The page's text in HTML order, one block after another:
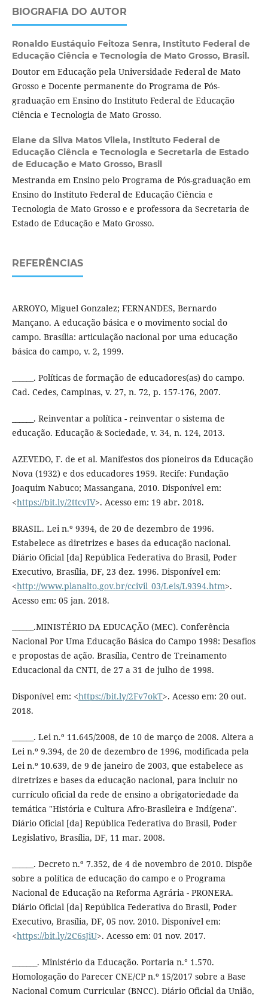
BIOGRAFIA DO AUTOR
Ronaldo Eustáquio Feitoza Senra, Instituto Federal de
Educação Ciência e Tecnologia de Mato Grosso, Brasil.
Doutor em Educação pela Universidade Federal de Mato
Grosso e Docente permanente do Programa de Pós-
graduação em Ensino do Instituto Federal de Educação
Ciência e Tecnologia de Mato Grosso.
Elane da Silva Matos Vilela, Instituto Federal de
Educação Ciência e Tecnologia e Secretaria de Estado
de Educação e Mato Grosso, Brasil
Mestranda em Ensino pelo Programa de Pós-graduação em
Ensino do Instituto Federal de Educação Ciência e
Tecnologia de Mato Grosso e e professora da Secretaria de
Estado de Educação e Mato Grosso.
REFERÊNCIAS
ARROYO, Miguel Gonzalez; FERNANDES, Bernardo
Mançano. A educação básica e o movimento social do
campo. Brasília: articulação nacional por uma educação
básica do campo, v. 2, 1999.
______. Políticas de formação de educadores(as) do campo.
Cad. Cedes, Campinas, v. 27, n. 72, p. 157-176, 2007.
______. Reinventar a política - reinventar o sistema de
educação. Educação & Sociedade, v. 34, n. 124, 2013.
AZEVEDO, F. de et al. Manifestos dos pioneiros da Educação
Nova (1932) e dos educadores 1959. Recife: Fundação
Joaquim Nabuco; Massangana, 2010. Disponível em:
<https://bit.ly/2ttcvIV>. Acesso em: 19 abr. 2018.
BRASIL. Lei n.º 9394, de 20 de dezembro de 1996.
Estabelece as diretrizes e bases da educação nacional.
Diário Oficial [da] República Federativa do Brasil, Poder
Executivo, Brasília, DF, 23 dez. 1996. Disponível em:
<http://www.planalto.gov.br/ccivil_03/Leis/L9394.htm>.
Acesso em: 05 jan. 2018.
______.MINISTÉRIO DA EDUCAÇÃO (MEC). Conferência
Nacional Por Uma Educação Básica do Campo 1998: Desafios
e propostas de ação. Brasília, Centro de Treinamento
Educacional da CNTI, de 27 a 31 de julho de 1998.
Disponível em: <https://bit.ly/2Fv7okT>. Acesso em: 20 out.
2018.
______. Lei n.º 11.645/2008, de 10 de março de 2008. Altera a
Lei n.º 9.394, de 20 de dezembro de 1996, modificada pela
Lei n.º 10.639, de 9 de janeiro de 2003, que estabelece as
diretrizes e bases da educação nacional, para incluir no
currículo oficial da rede de ensino a obrigatoriedade da
temática "História e Cultura Afro-Brasileira e Indígena".
Diário Oficial [da] República Federativa do Brasil, Poder
Legislativo, Brasília, DF, 11 mar. 2008.
______. Decreto n.º 7.352, de 4 de novembro de 2010. Dispõe
sobre a política de educação do campo e o Programa
Nacional de Educação na Reforma Agrária - PRONERA.
Diário Oficial [da] República Federativa do Brasil, Poder
Executivo, Brasília, DF, 05 nov. 2010. Disponível em:
<https://bit.ly/2C6sJiU>. Acesso em: 01 nov. 2017.
_______. Ministério da Educação. Portaria n.° 1.570.
Homologação do Parecer CNE/CP n.º 15/2017 sobre a Base
Nacional Comum Curricular (BNCC). Diário Oficial da União,